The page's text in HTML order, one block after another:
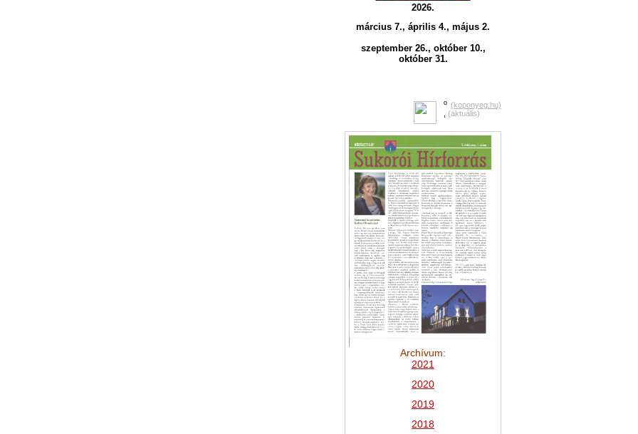
2026.
március 7., április 4., május 2.
szeptember 26., október 10.,
október 31.
o (koponyeg.hu)
(aktuális)
Archívum:
2021
2020
2019
2018